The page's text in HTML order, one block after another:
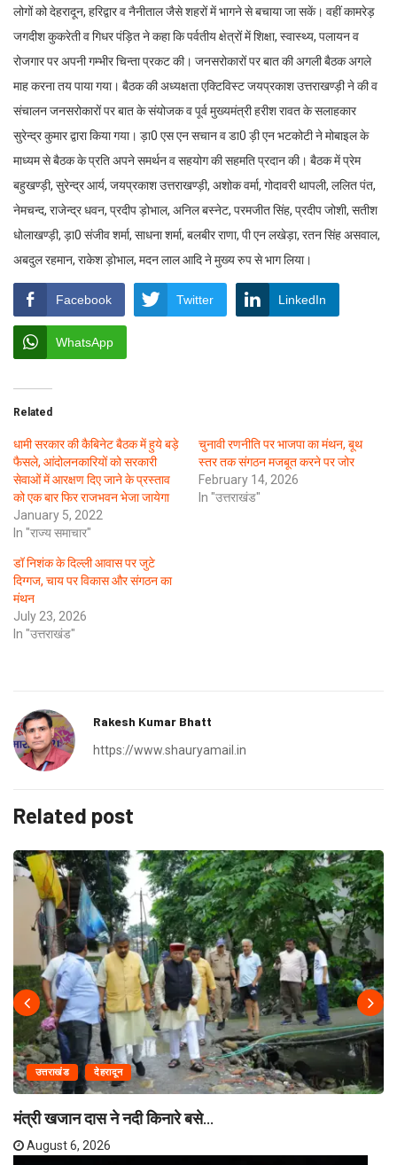
लोगों को देहरादून, हरिद्वार व नैनीताल जैसे शहरों में भागने से बचाया जा सकें। वहीं कामरेड़
जगदीश कुकरेती व गिधर पंड़ित ने कहा कि पर्वतीय क्षेत्रों में शिक्षा, स्वास्थ्य, पलायन व
रोजगार पर अपनी गम्भीर चिन्ता प्रकट की। जनसरोकारों पर बात की अगली बैठक अगले
माह करना तय पाया गया। बैठक की अध्यक्षता एक्टिविस्ट जयप्रकाश उत्तराखण्ड़ी ने की व
संचालन जनसरोकारों पर बात के संयोजक व पूर्व मुख्यमंत्री हरीश रावत के सलाहकार
सुरेन्द्र कुमार द्वारा किया गया। ड़ा0 एस एन सचान व डा0 ड़ी एन भटकोटी ने मोबाइल के
माध्यम से बैठक के प्रति अपने समर्थन व सहयोग की सहमति प्रदान की। बैठक में प्रेम
बहुखण्ड़ी, सुरेन्द्र आर्य, जयप्रकाश उत्तराखण्ड़ी, अशोक वर्मा, गोदावरी थापली, ललित पंत,
नेमचन्द, राजेन्द्र धवन, प्रदीप ड़ोभाल, अनिल बस्नेट, परमजीत सिंह, प्रदीप जोशी, सतीश
धोलाखण्ड़ी, ड़ा0 संजीव शर्मा, साधना शर्मा, बलबीर राणा, पी एन लखेड़ा, रतन सिंह असवाल,
अबदुल रहमान, राकेश ड़ोभाल, मदन लाल आदि ने मुख्य रुप से भाग लिया।
Facebook Twitter LinkedIn
WhatsApp
Related
धामी सरकार की कैबिनेट बैठक में हुये बड़े
फैसले, आंदोलनकारियों को सरकारी
सेवाओं में आरक्षण दिए जाने के प्रस्ताव
को एक बार फिर राजभवन भेजा जायेगा
January 5, 2022
In "राज्य समाचार"
चुनावी रणनीति पर भाजपा का मंथन, बूथ
स्तर तक संगठन मजबूत करने पर जोर
February 14, 2026
In "उत्तराखंड"
डॉ निशंक के दिल्ली आवास पर जुटे
दिग्गज, चाय पर विकास और संगठन का
मंथन
July 23, 2026
In "उत्तराखंड"
Rakesh Kumar Bhatt
https://www.shauryamail.in
Related post
उत्तराखंड देहरादून
मंत्री खजान दास ने नदी किनारे बसे...
August 6, 2026